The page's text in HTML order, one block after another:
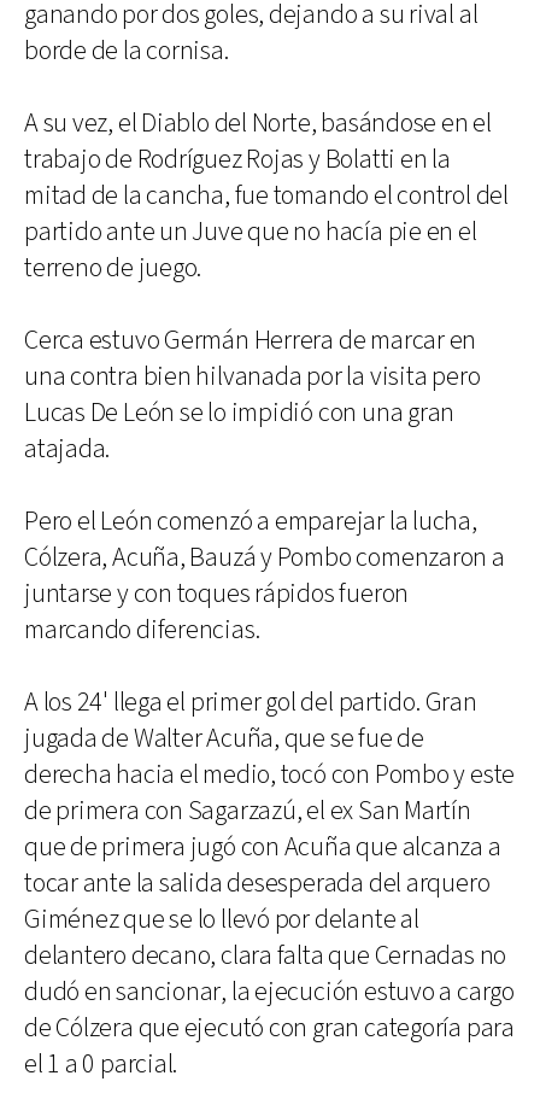
ganando por dos goles, dejando a su rival al
borde de la cornisa.
A su vez, el Diablo del Norte, basándose en el
trabajo de Rodríguez Rojas y Bolatti en la
mitad de la cancha, fue tomando el control del
partido ante un Juve que no hacía pie en el
terreno de juego.
Cerca estuvo Germán Herrera de marcar en
una contra bien hilvanada por la visita pero
Lucas De León se lo impidió con una gran
atajada.
Pero el León comenzó a emparejar la lucha,
Cólzera, Acuña, Bauzá y Pombo comenzaron a
juntarse y con toques rápidos fueron
marcando diferencias.
A los 24' llega el primer gol del partido. Gran
jugada de Walter Acuña, que se fue de
derecha hacia el medio, tocó con Pombo y este
de primera con Sagarzazú, el ex San Martín
que de primera jugó con Acuña que alcanza a
tocar ante la salida desesperada del arquero
Giménez que se lo llevó por delante al
delantero decano, clara falta que Cernadas no
dudó en sancionar, la ejecución estuvo a cargo
de Cólzera que ejecutó con gran categoría para
el 1 a 0 parcial.